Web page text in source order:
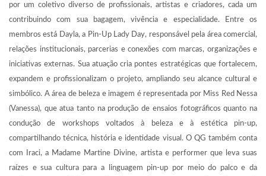
por um coletivo diverso de profissionais, artistas e criadores, cada um
contribuindo com sua bagagem, vivência e especialidade. Entre os
membros está Dayla, a Pin-Up Lady Day, responsável pela área comercial,
relações institucionais, parcerias e conexões com marcas, organizações e
iniciativas externas. Sua atuação cria pontes estratégicas que fortalecem,
expandem e profissionalizam o projeto, ampliando seu alcance cultural e
simbólico. A área de beleza e imagem é representada por Miss Red Nessa
(Vanessa), que atua tanto na produção de ensaios fotográficos quanto na
condução de workshops voltados à beleza e à estética pin-up,
compartilhando técnica, história e identidade visual. O QG também conta
com Iraci, a Madame Martine Divine, artista e performer que leva suas
raízes e sua cultura para a linguagem pin-up por meio do palco e da